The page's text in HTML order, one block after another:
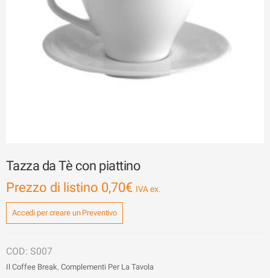
Tazza da Tè con piattino
Prezzo di listino 0,70€
Accedi per creare un Preventivo
S007
Il Coffee Break, Complementi Per La Tavola